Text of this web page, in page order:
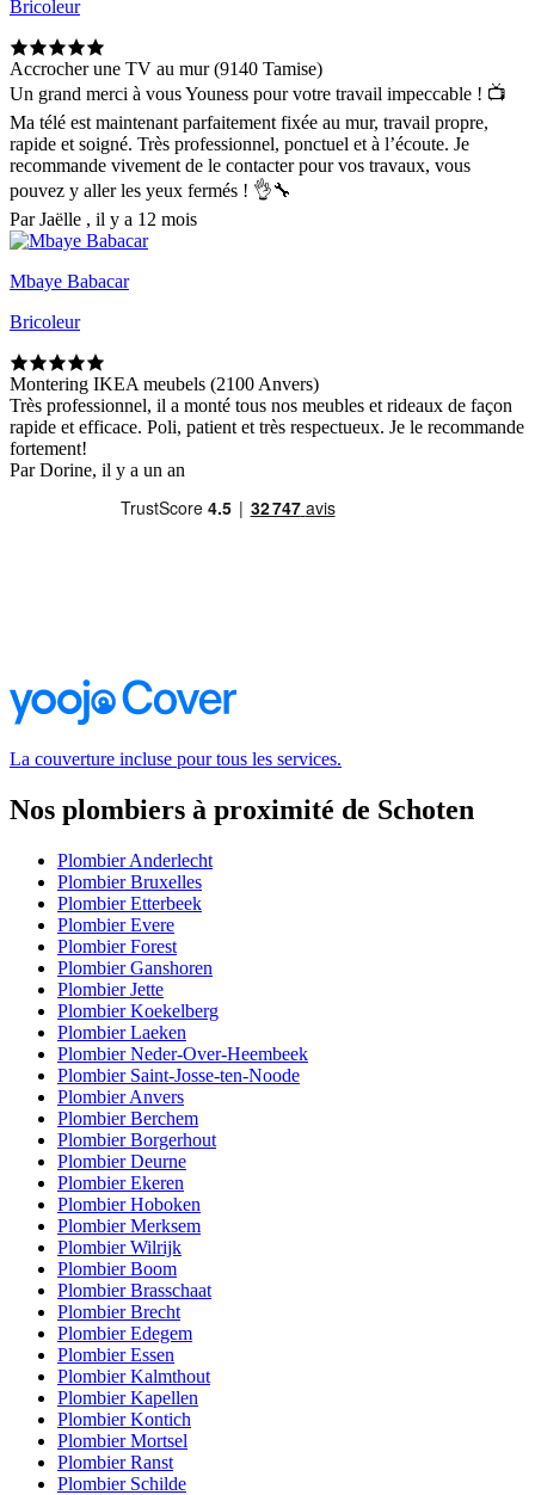
Bricoleur
Accrocher une TV au mur (9140 Tamise)
Un grand merci à vous Youness pour votre travail impeccable ! 📺
Ma télé est maintenant parfaitement fixée au mur, travail propre,
rapide et soigné. Très professionnel, ponctuel et à l’écoute. Je
recommande vivement de le contacter pour vos travaux, vous
pouvez y aller les yeux fermés ! 👌🔧
Par Jaëlle , il y a 12 mois
Mbaye Babacar
Bricoleur
Montering IKEA meubels (2100 Anvers)
Très professionnel, il a monté tous nos meubles et rideaux de façon
rapide et efficace. Poli, patient et très respectueux. Je le recommande
fortement!
Par Dorine, il y a un an
La couverture incluse pour tous les services.
Nos plombiers à proximité de Schoten
Plombier Anderlecht
Plombier Bruxelles
Plombier Etterbeek
Plombier Evere
Plombier Forest
Plombier Ganshoren
Plombier Jette
Plombier Koekelberg
Plombier Laeken
Plombier Neder-Over-Heembeek
Plombier Saint-Josse-ten-Noode
Plombier Anvers
Plombier Berchem
Plombier Borgerhout
Plombier Deurne
Plombier Ekeren
Plombier Hoboken
Plombier Merksem
Plombier Wilrijk
Plombier Boom
Plombier Brasschaat
Plombier Brecht
Plombier Edegem
Plombier Essen
Plombier Kalmthout
Plombier Kapellen
Plombier Kontich
Plombier Mortsel
Plombier Ranst
Plombier Schilde